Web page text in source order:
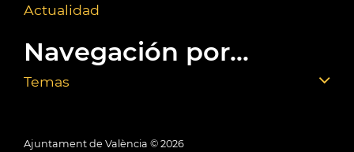
Actualidad
Navegación por...
Temas
Ajuntament de València © 2026